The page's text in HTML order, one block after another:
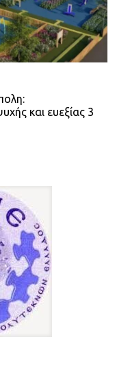
και ευεξίας 3